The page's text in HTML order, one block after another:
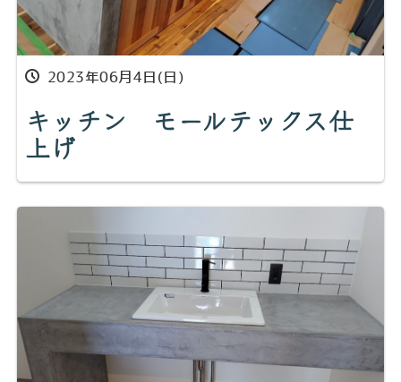
2023年06月4日(日)
キッチン モールテックス仕
上げ